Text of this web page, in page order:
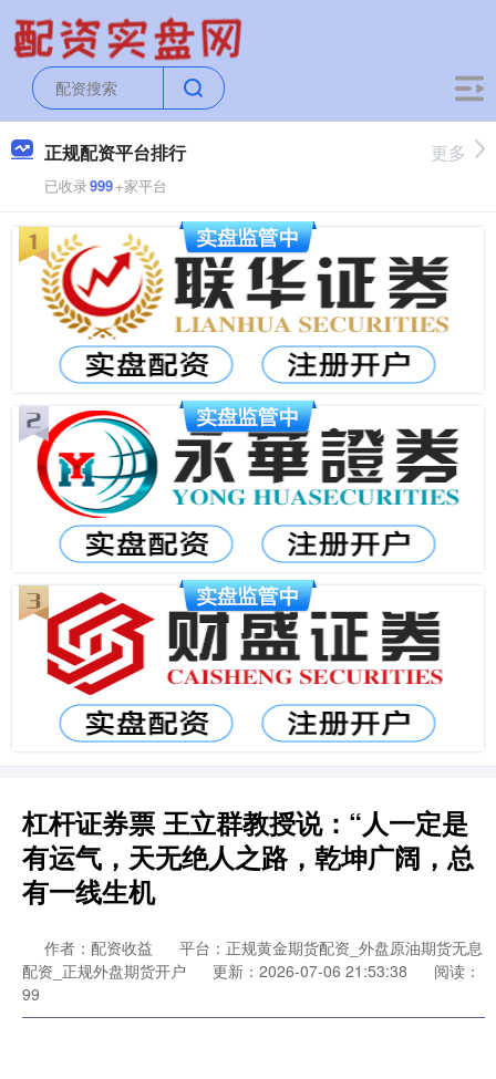
正规配资平台排行
已收录999+家平台
更多
杠杆证券票 王立群教授说：“人一定是
有运气，天无绝人之路，乾坤广阔，总
有一线生机
作者：配资收益
平台：正规黄金期货配资_外盘原油期货无息
配资_正规外盘期货开户
更新：2026-07-06 21:53:38
阅读：
99